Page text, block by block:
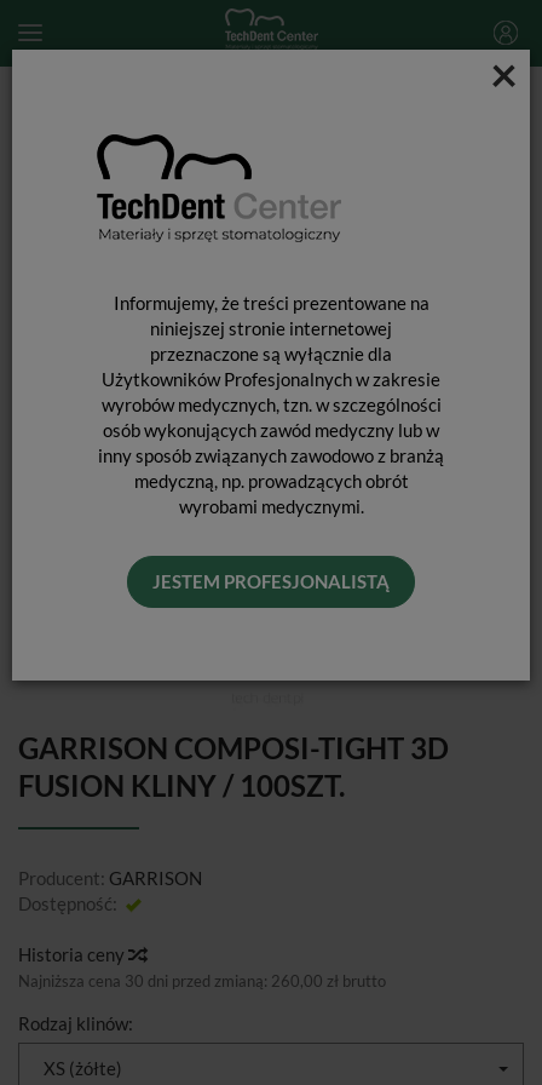
×
Informujemy, że treści prezentowane na
niniejszej stronie internetowej
przeznaczone są wyłącznie dla
Użytkowników Profesjonalnych w zakresie
wyrobów medycznych, tzn. w szczególności
osób wykonujących zawód medyczny lub w
inny sposób związanych zawodowo z branżą
medyczną, np. prowadzących obrót
wyrobami medycznymi.
JESTEM PROFESJONALISTĄ
Garrison Composi-Tight 3D Fusion Kliny / 100szt.
GARRISON COMPOSI-TIGHT 3D
FUSION KLINY / 100SZT.
Producent: GARRISON
Dostępność:
Historia ceny
Najniższa cena 30 dni przed zmianą: 260,00 zł brutto
Rodzaj klinów:
XS (żółte)